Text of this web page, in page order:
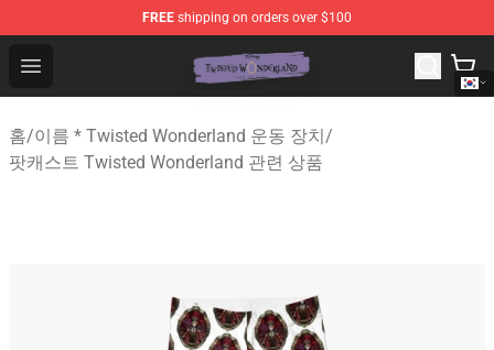
FREE shipping on orders over $100
Open menu
Twisted Wonderland Store - Official Twisted
홈/이름 * Twisted Wonderland 운동 장치/
팟캐스트 Twisted Wonderland 관련 상품